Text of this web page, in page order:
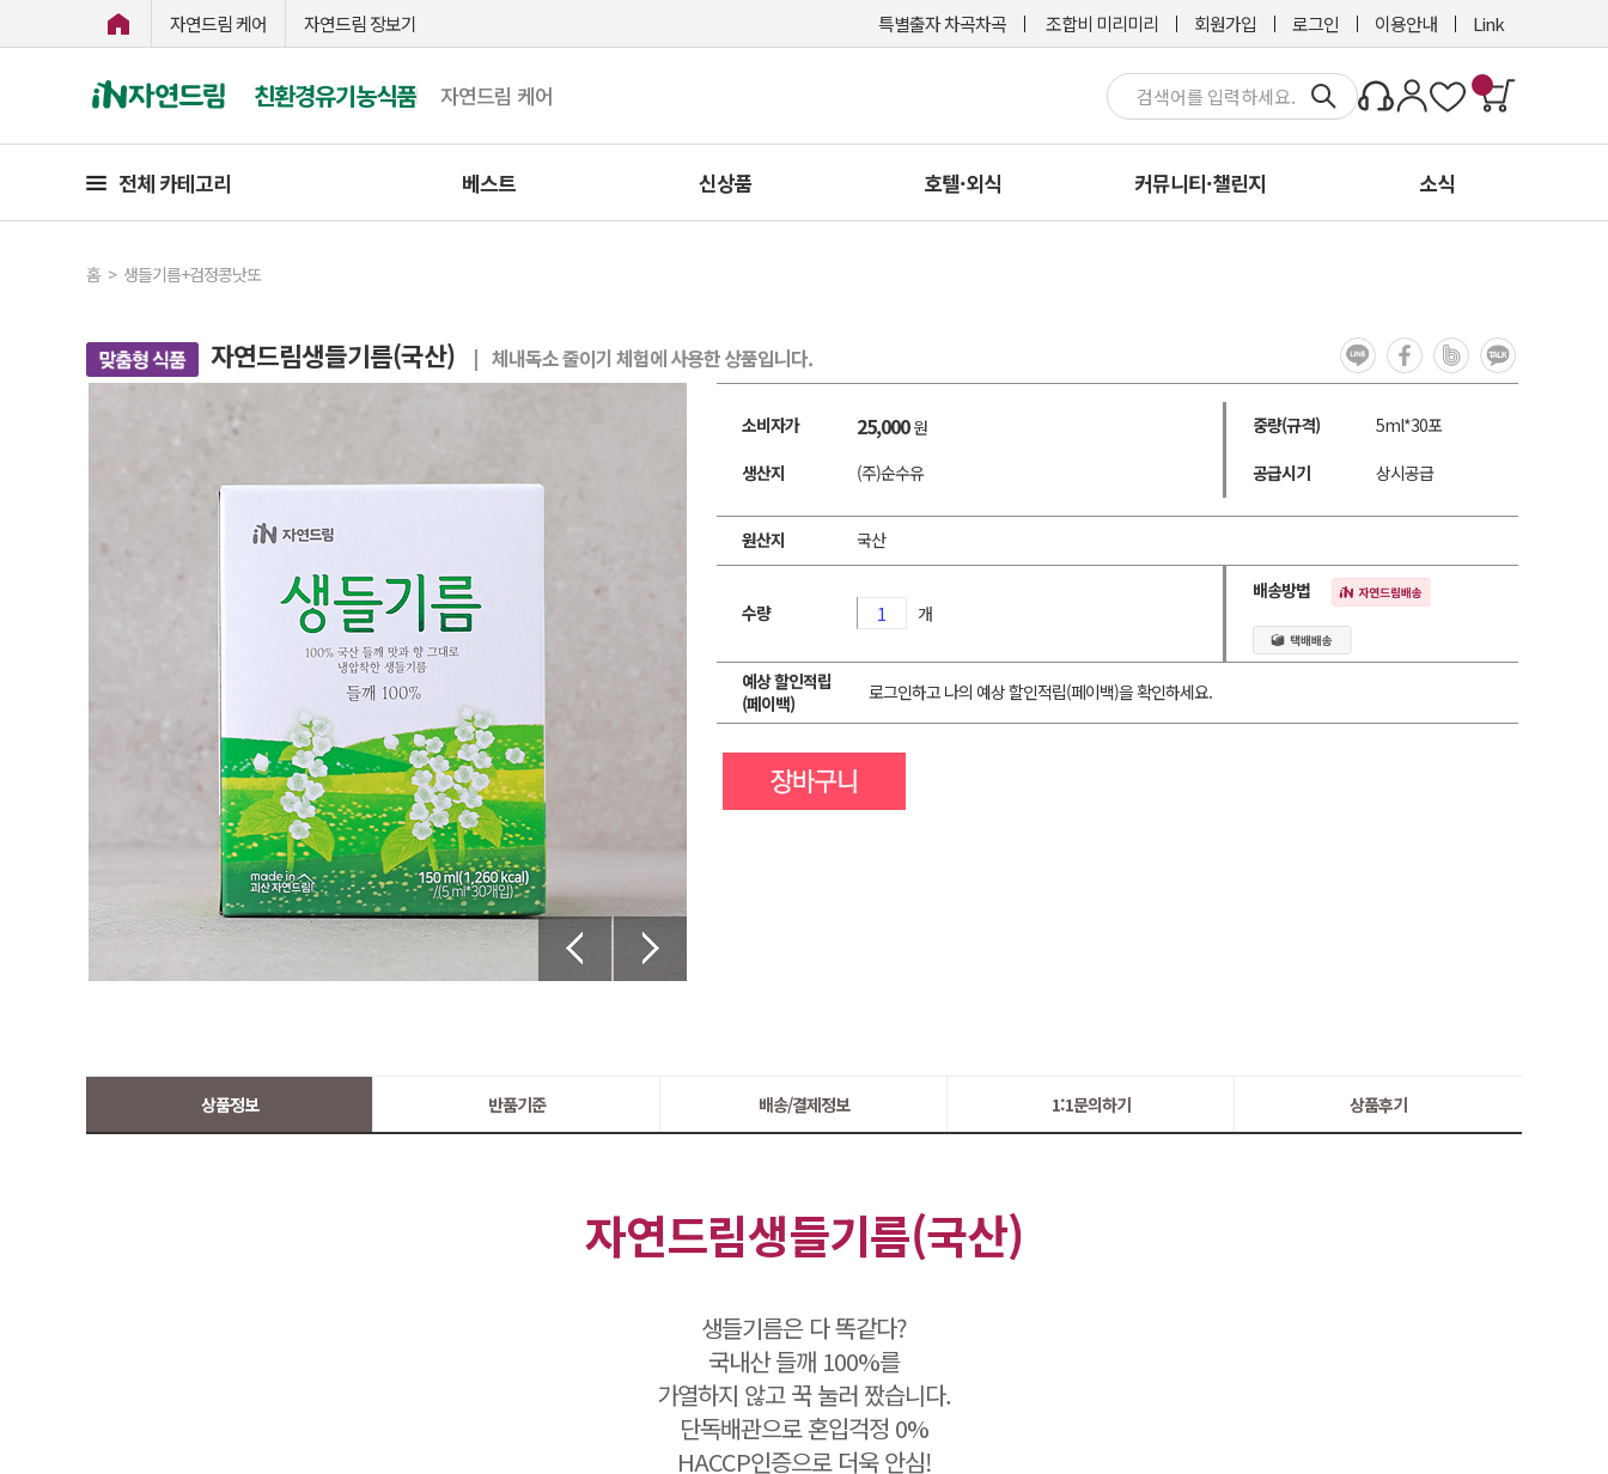
자연드림 케어 자연드림 장보기 특별출자 차곡차곡 조합비 미리미리 회원가입 로그인 이용안내 Link
친환경유기농식품 자연드림 케어
전체 카테고리 베스트 신상품 호텔·외식 커뮤니티·챌린지 소식
홈 > 생들기름+검정콩낫또
자연드림생들기름(국산) | 체내독소 줄이기 체험에 사용한 상품입니다.
소비자가 25,000원 중량(규격)
5ml*30포
생산지
(주)순수유 공급시기 상시공급
원산지 국산
수량 개
배송방법
예상 할인적립
(페이백)
로그인하고 나의 예상 할인적립(페이백)을 확인하세요.
상품정보 반품기준 배송/결제정보 1:1문의하기 상품후기
자연드림생들기름(국산)
생들기름은 다 똑같다?
국내산 들깨 100%를
가열하지 않고 꾹 눌러 짰습니다.
단독배관으로 혼입걱정 0%
HACCP인증으로 더욱 안심!